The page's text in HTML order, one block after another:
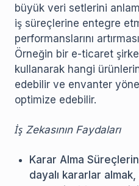
büyük veri setlerini
iş süreçlerine entegre
performanslarını
Örneğin bir e-ticaret
kullanarak hangi
edebilir ve envanter
optimize edebilir.
İş Zekasının Faydaları
Karar Alma
dayalı kararlar